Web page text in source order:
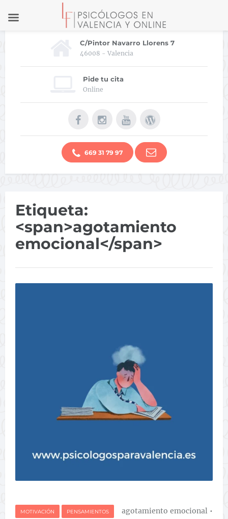
C/Pintor Navarro Llorens 7
46008 - Valencia
Pide tu cita
Online
669 31 79 97
Etiqueta:
<span>agotamiento
emocional</span>
MOTIVACIÓN PENSAMIENTOS agotamiento emocional•